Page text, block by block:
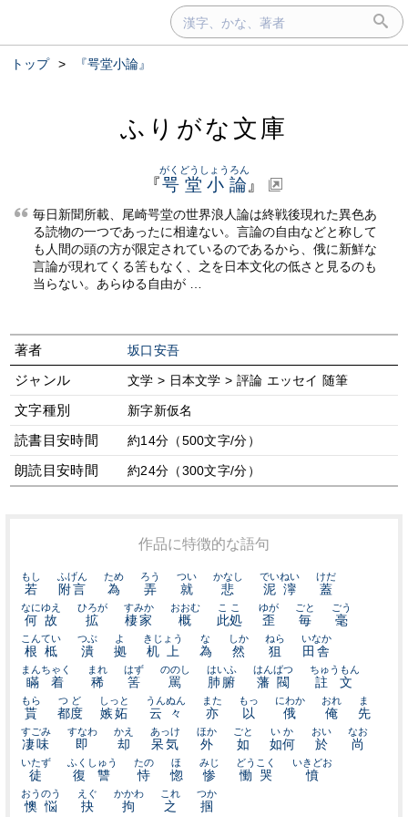
トップ > 『咢堂小論』
ふりがな文庫
『咢堂小論
がくどうしょうろん
』
毎日新聞所載、尾崎咢堂の世界浪人論は終戦後現れた異色あ
る読物の一つであったに相違ない。言論の自由などと称して
も人間の頭の方が限定されているのであるから、俄に新鮮な
言論が現れてくる筈もなく、之を日本文化の低さと見るのも
当らない。あらゆる自由が …
著者 坂口安吾
ジャンル 文学 > 日本文学 > 評論 エッセイ 随筆
文字種別 新字新仮名
読書目安時間 約14分（500文字/分）
朗読目安時間 約24分（300文字/分）
作品に特徴的な語句
若
もし
附言
ふげん
為
ため
弄
ろう
就
つい
悲
かなし
泥濘
でいねい
蓋
けだ
何故
なにゆえ
拡
ひろが
棲家
すみか
概
おおむ
此処
ここ
歪
ゆが
毎
ごと
毫
ごう
根柢
こんてい
潰
つぶ
拠
よ
机上
きじょう
為
な
然
しか
狙
ねら
田舎
いなか
瞞着
まんちゃく
稀
まれ
筈
はず
罵
ののし
肺腑
はいふ
藩閥
はんばつ
註文
ちゅうもん
貰
もら
都度
つど
嫉妬
しっと
云々
うんぬん
亦
また
以
もっ
俄
にわか
俺
おれ
先
ま
凄味
すごみ
即
すなわ
却
かえ
呆気
あっけ
外
ほか
如
ごと
如何
いか
於
おい
尚
なお
徒
いたず
復讐
ふくしゅう
恃
たの
惚
ほ
惨
みじ
慟哭
どうこく
憤
いきどお
懊悩
おうのう
抉
えぐ
拘
かかわ
之
これ
掴
つか